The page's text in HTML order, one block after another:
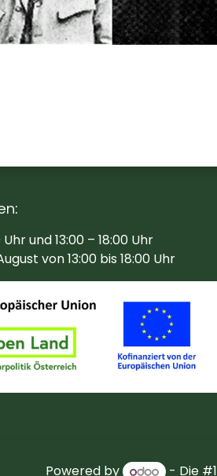
und 13:00 – 18:00 Uhr
von 13:00 bis 18:00 Uhr
Powered by - Die #1